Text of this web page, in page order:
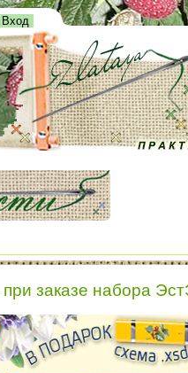
Вход
заказе набора